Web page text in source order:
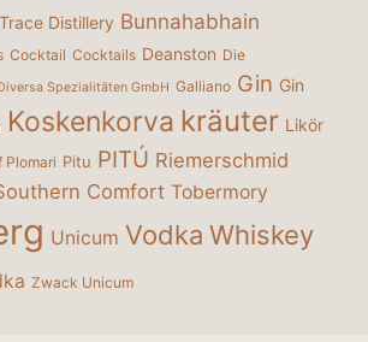
Distillery Bunnahabhain
Cocktail Cocktails Deanston Die
Spezialitäten GmbH Galliano Gin Gin
Koskenkorva kräuter Likör
Plomari Pitu PITÚ Riemerschmid
Comfort Tobermory
Unicum Vodka Whiskey
Zwack Unicum